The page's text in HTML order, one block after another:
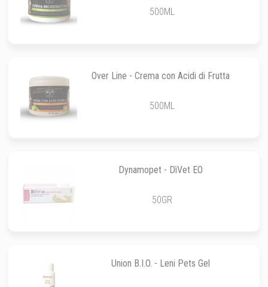
500ML
Over Line - Crema con Acidi di Frutta
500ML
Dynamopet - DìVet EO
50GR
Union B.I.O. - Leni Pets Gel